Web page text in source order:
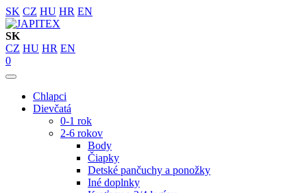
SK CZ HU HR EN
SK
CZ HU HR EN
0
Chlapci
Dievčatá
0-1 rok
2-6 rokov
Body
Čiapky
Detské pančuchy a ponožky
Iné doplnky